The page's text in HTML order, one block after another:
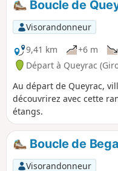
Boucle de
Visorandonneur
9,41 km
+6 m
Départ à Queyrac
Au départ de Queyrac,
découvrirez avec cette
étangs.
Boucle de
Visorandonneur